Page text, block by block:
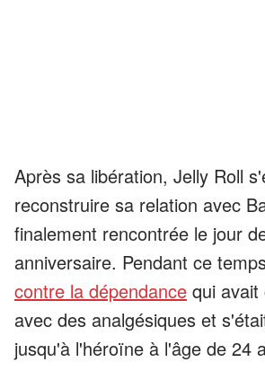
Après sa libération, Jelly Roll
reconstruire sa relation avec
finalement rencontrée le jour
anniversaire. Pendant ce
contre la dépendance qui
avec des analgésiques et
jusqu'à l'héroïne à l'âge de 24